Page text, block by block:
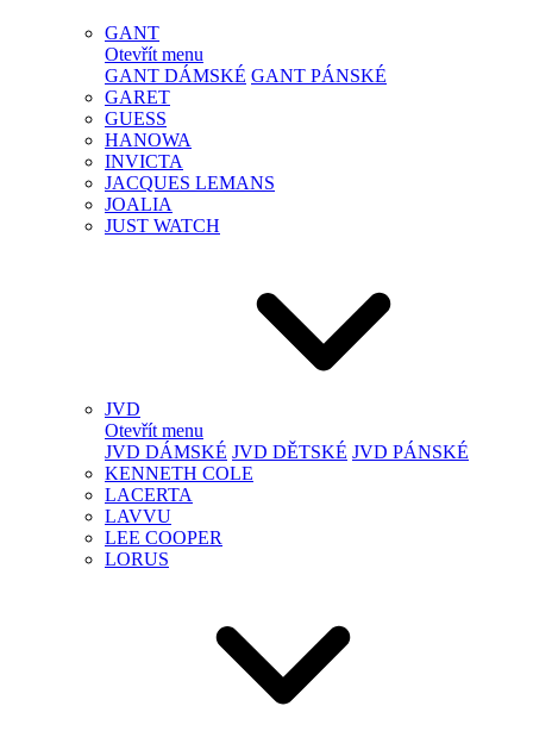
GANT
Otevřít menu
GANT DÁMSKÉ GANT PÁNSKÉ
GARET
GUESS
HANOWA
INVICTA
JACQUES LEMANS
JOALIA
JUST WATCH
JVD
Otevřít menu
JVD DÁMSKÉ JVD DĚTSKÉ JVD PÁNSKÉ
KENNETH COLE
LACERTA
LAVVU
LEE COOPER
LORUS